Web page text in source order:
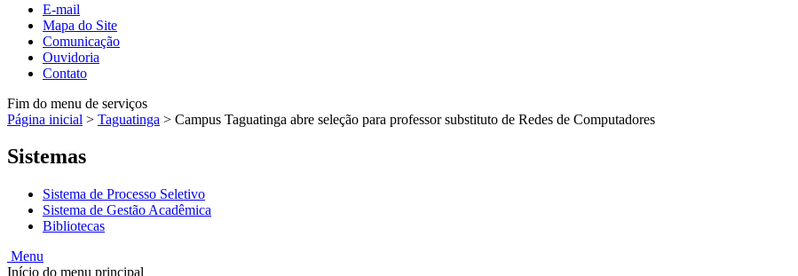
E-mail
Mapa do Site
Comunicação
Ouvidoria
Contato
Fim do menu de serviços
Página inicial > Taguatinga > Campus Taguatinga abre seleção para professor substituto de Redes de Computadores
Sistemas
Sistema de Processo Seletivo
Sistema de Gestão Acadêmica
Bibliotecas
Menu
Início do menu principal